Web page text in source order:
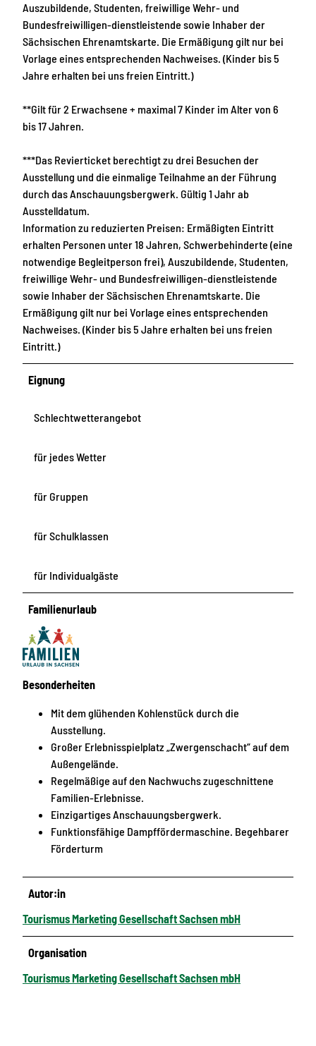
Auszubildende, Studenten, freiwillige Wehr- und
Bundesfreiwilligen-dienstleistende sowie Inhaber der
Sächsischen Ehrenamtskarte. Die Ermäßigung gilt nur bei
Vorlage eines entsprechenden Nachweises. (Kinder bis 5
Jahre erhalten bei uns freien Eintritt.)
**Gilt für 2 Erwachsene + maximal 7 Kinder im Alter von 6
bis 17 Jahren.
***Das Revierticket berechtigt zu drei Besuchen der
Ausstellung und die einmalige Teilnahme an der Führung
durch das Anschauungsbergwerk. Gültig 1 Jahr ab
Ausstelldatum.
Information zu reduzierten Preisen: Ermäßigten Eintritt
erhalten Personen unter 18 Jahren, Schwerbehinderte (eine
notwendige Begleitperson frei), Auszubildende, Studenten,
freiwillige Wehr- und Bundesfreiwilligen-dienstleistende
sowie Inhaber der Sächsischen Ehrenamtskarte. Die
Ermäßigung gilt nur bei Vorlage eines entsprechenden
Nachweises. (Kinder bis 5 Jahre erhalten bei uns freien
Eintritt.)
Eignung
Schlechtwetterangebot
für jedes Wetter
für Gruppen
für Schulklassen
für Individualgäste
Familienurlaub
Besonderheiten
Mit dem glühenden Kohlenstück durch die
Ausstellung.
Großer Erlebnisspielplatz „Zwergenschacht“ auf dem
Außengelände.
Regelmäßige auf den Nachwuchs zugeschnittene
Familien-Erlebnisse.
Einzigartiges Anschauungsbergwerk.
Funktionsfähige Dampffördermaschine. Begehbarer
Förderturm
Autor:in
Tourismus Marketing Gesellschaft Sachsen mbH
Organisation
Tourismus Marketing Gesellschaft Sachsen mbH